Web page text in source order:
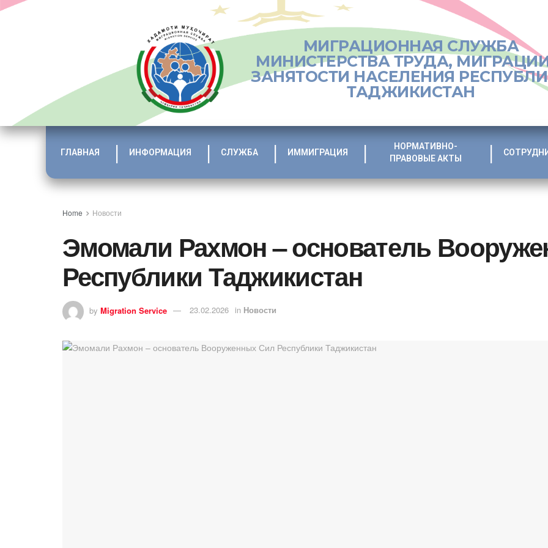
МИГРАЦИОННАЯ СЛУЖБА
МИНИСТЕРСТВА ТРУДА,
ЗАНЯТОСТИ НАСЕЛЕНИЯ
ТАДЖИКИСТАН
ГЛАВНАЯ ИНФОРМАЦИЯ СЛУЖБА ИММИГРАЦИЯ
НОРМАТИВНО-
ПРАВОВЫЕ АКТЫ
Home Новости
Эмомали Рахмон – основатель
Республики Таджикистан
by Migration Service 23.02.2026 in Новости